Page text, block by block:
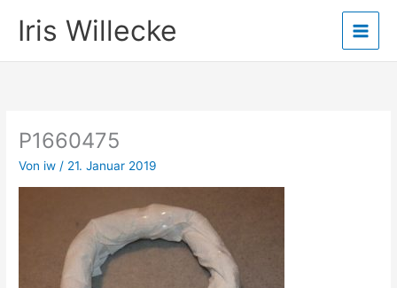
InhaltIris Willecke
P1660475
Von iw / 21. Januar 2019